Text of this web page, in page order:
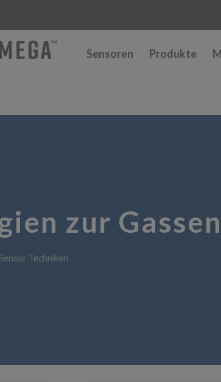
Sensoren Produkte
zur
Techniken